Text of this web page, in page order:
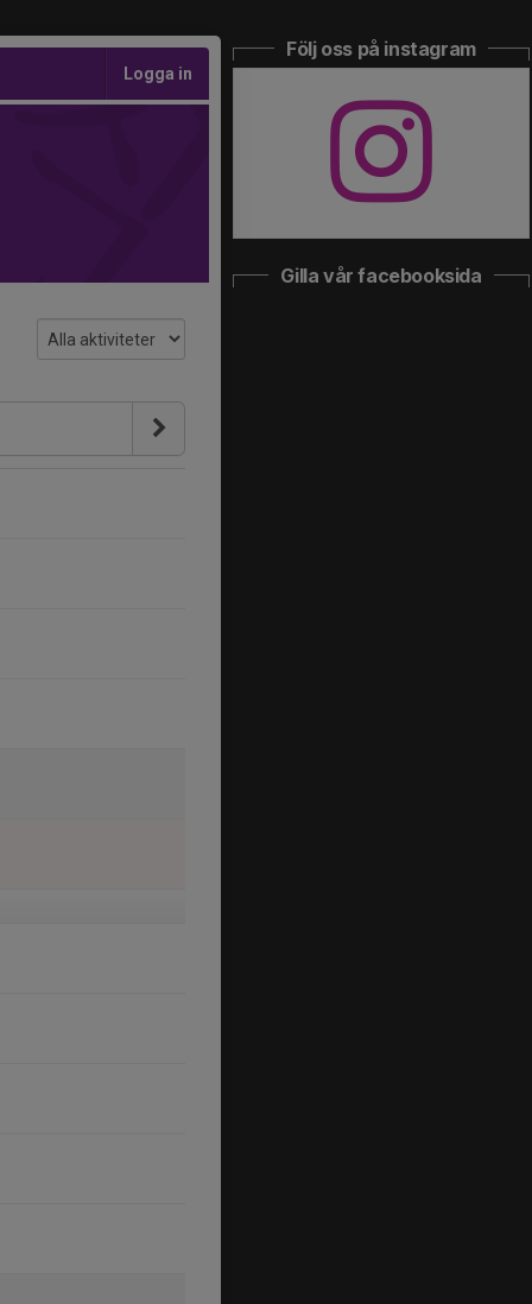
Logga in
Följ oss på instagram
Gilla vår facebooksida